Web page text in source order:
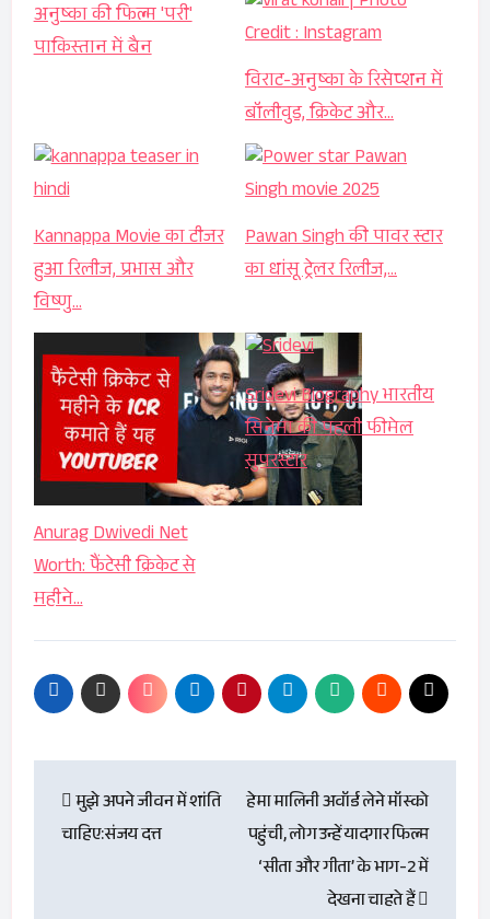
अनुष्का की फिल्म 'परी'
पाकिस्तान में बैन
विराट-अनुष्का के रिसेप्शन में
बॉलीवुड, क्रिकेट और…
Kannappa Movie का टीजर
हुआ रिलीज, प्रभास और
विष्णु…
Pawan Singh की पावर स्टार
का धांसू ट्रेलर रिलीज,…
Anurag Dwivedi Net
Worth: फैंटेसी क्रिकेट से
महीने…
Sridevi Biography भारतीय
सिनेमा की पहली फीमेल
सुपरस्टार
Post
navigation
मुझे अपने जीवन में शांति
चाहिए:संजय दत्त
हेमा मालिनी अवॉर्ड लेने मॉस्को
पहुंची, लोग उन्हें यादगार फिल्म
‘सीता और गीता’ के भाग-2 में
देखना चाहते हैं